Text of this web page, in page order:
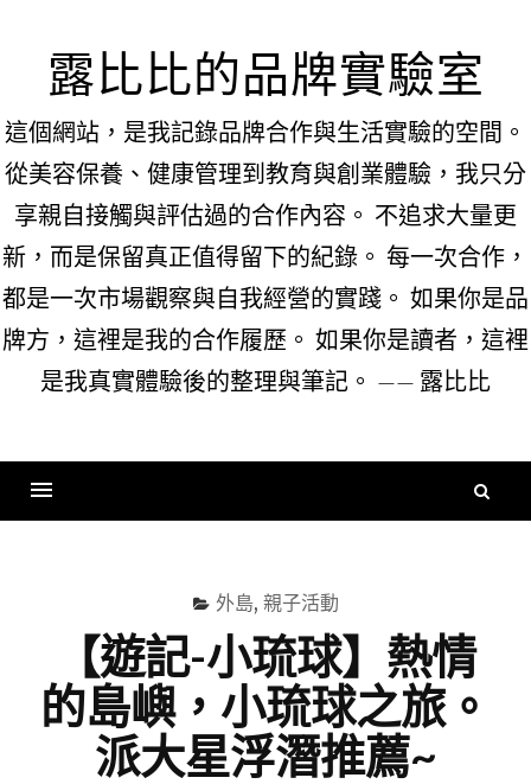
content露比比的品牌實驗室
這個網站，是我記錄品牌合作與生活實驗的空間。
從美容保養、健康管理到教育與創業體驗，我只分
享親自接觸與評估過的合作內容。 不追求大量更
新，而是保留真正值得留下的紀錄。 每一次合作，
都是一次市場觀察與自我經營的實踐。 如果你是品
牌方，這裡是我的合作履歷。 如果你是讀者，這裡
是我真實體驗後的整理與筆記。 —— 露比比
外島, 親子活動
【遊記-小琉球】熱情
的島嶼，小琉球之旅。
派大星浮潛推薦~